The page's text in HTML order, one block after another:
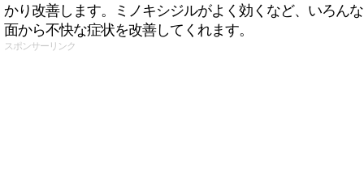
かり改善します。ミノキシジルがよく効くなど、いろんな
面から不快な症状を改善してくれます。
スポンサーリンク